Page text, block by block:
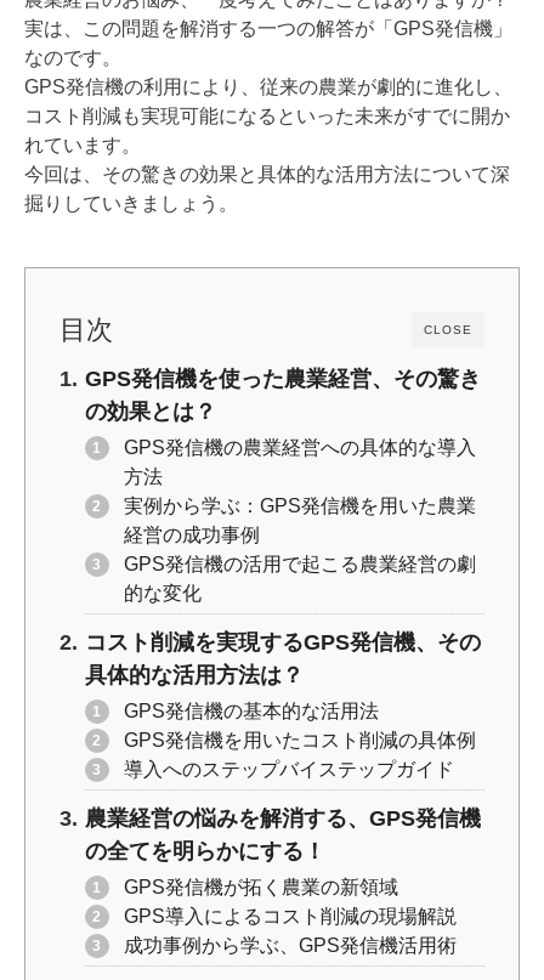
er e
b
o
o
k
y
Li
n
実は、この問題を解消する一つの解答が「GPS発信機」
なのです。
GPS発信機の利用により、従来の農業が劇的に進化し、
コスト削減も実現可能になるといった未来がすでに開か
れています。
今回は、その驚きの効果と具体的な活用方法について深
掘りしていきましょう。
CLOSE
目次
GPS発信機を使った農業経営、その驚き
の効果とは？
GPS発信機の農業経営への具体的な導入
方法
実例から学ぶ：GPS発信機を用いた農業
経営の成功事例
GPS発信機の活用で起こる農業経営の劇
的な変化
コスト削減を実現するGPS発信機、その
具体的な活用方法は？
GPS発信機の基本的な活用法
GPS発信機を用いたコスト削減の具体例
導入へのステップバイステップガイド
農業経営の悩みを解消する、GPS発信機
の全てを明らかにする！
GPS発信機が拓く農業の新領域
GPS導入によるコスト削減の現場解説
成功事例から学ぶ、GPS発信機活用術